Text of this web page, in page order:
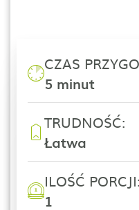
CZAS
5 minut
TRUDNOŚĆ:
Łatwa
ILOŚĆ PORCJI:
1